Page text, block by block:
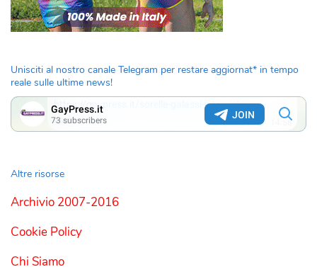
Unisciti al nostro canale Telegram per restare aggiornat* in tempo
reale sulle ultime news!
Altre risorse
Archivio 2007-2016
Cookie Policy
Chi Siamo